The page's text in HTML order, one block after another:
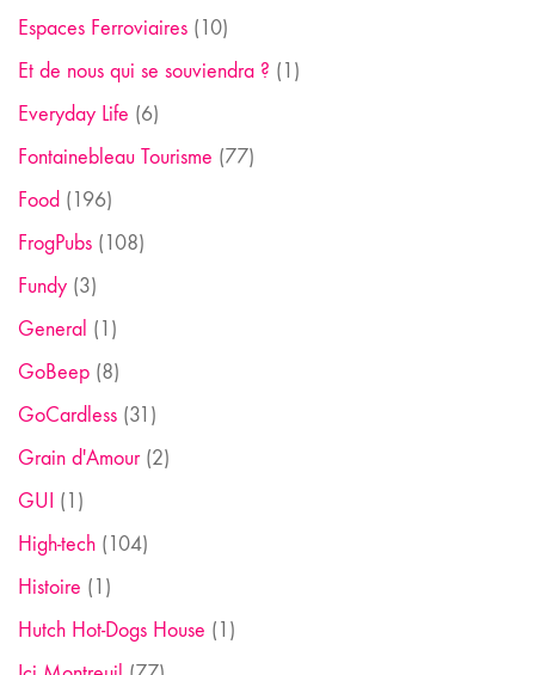
Espaces Ferroviaires (10)
Et de nous qui se souviendra ? (1)
Everyday Life (6)
Fontainebleau Tourisme (77)
Food (196)
FrogPubs (108)
Fundy (3)
General (1)
GoBeep (8)
GoCardless (31)
Grain d'Amour(2)
GUI (1)
High-tech (104)
Histoire (1)
Hutch Hot-Dogs House (1)